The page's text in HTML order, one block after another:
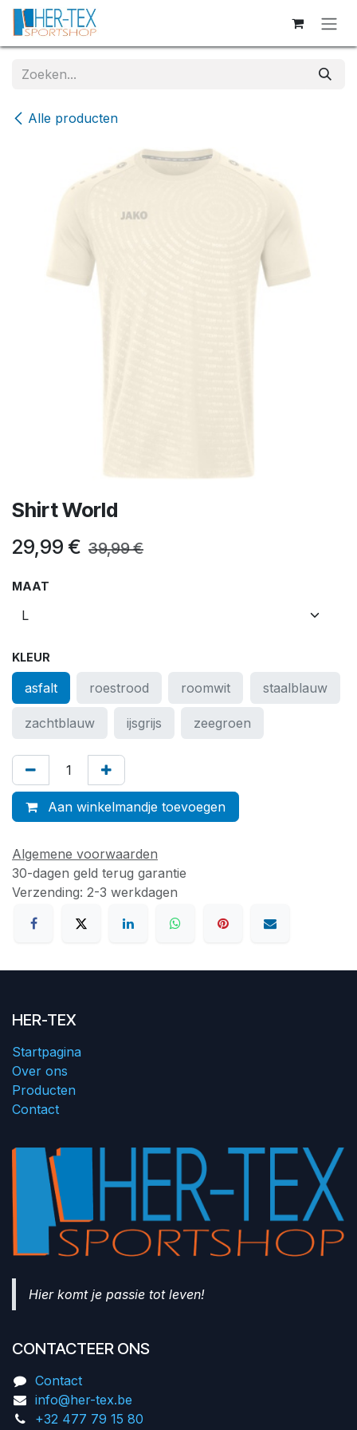
Overslaan naar inhoud
Alle producten
Shirt World
29,99 € 39,99€
MAAT
KLEUR
asfalt roestrood roomwit staalblauw
zachtblauw ijsgrijs zeegroen
Aan winkelmandje toevoegen
Algemene voorwaarden
30-dagen geld terug garantie
Verzending: 2-3 werkdagen
HER-TEX
Startpagina
Over ons
Producten
Contact
Hier komt je passie tot leven!
CONTACTEER ONS
Contact
info@her-tex.be
+32 477 79 15 80